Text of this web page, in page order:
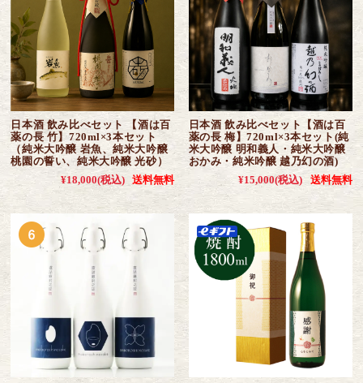
日本酒 飲み比べセット 【酒は百
薬の長 竹】720ml×3本セット
（純米大吟醸 岩魚、純米大吟醸
桃園の誓い、純米大吟醸 光砂）
¥18,000(税込) 送料無料
日本酒 飲み比べセット【酒は百
薬の長 梅】720ml×3本セット(純
米大吟醸 明和義人・純米大吟醸
おかみ・純米吟醸 越乃幻の酒)
¥15,000(税込) 送料無料